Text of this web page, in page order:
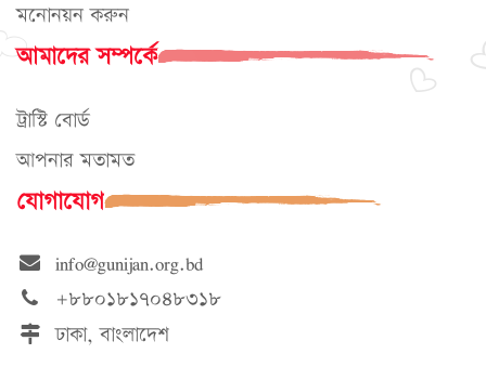
মনোনয়ন করুন
আমাদের সম্পর্কে
ট্রাস্টি বোর্ড
আপনার মতামত
যোগাযোগ
info@gunijan.org.bd
+৮৮০১৮১৭০৪৮৩১৮
ঢাকা, বাংলাদেশ